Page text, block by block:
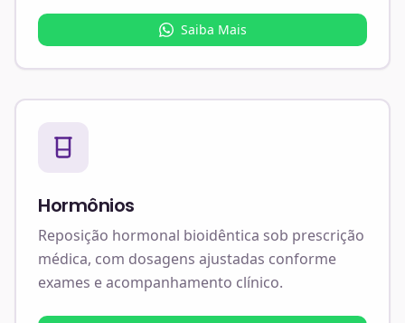
Saiba Mais
Hormônios
Reposição hormonal bioidêntica sob prescrição
médica, com dosagens ajustadas conforme
exames e acompanhamento clínico.